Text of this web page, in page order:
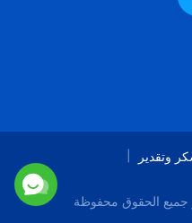
وتقدير
جميع الحقوق محفوظة